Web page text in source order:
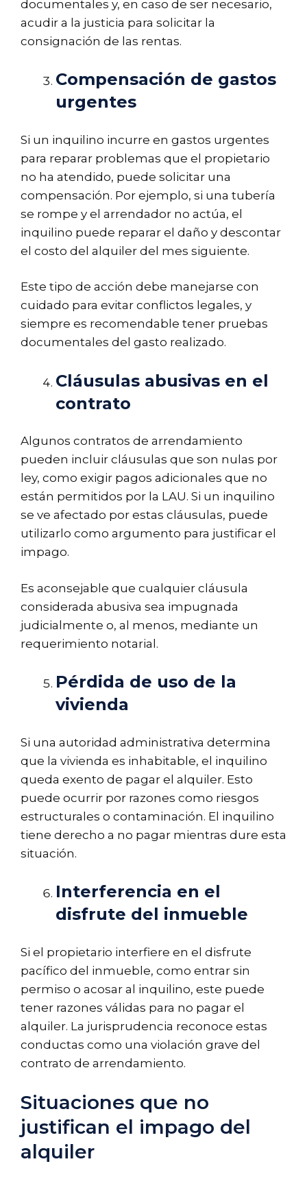
documentales y, en caso de ser necesario,
acudir a la justicia para solicitar la
consignación de las rentas.
Compensación de gastos
urgentes
Si un inquilino incurre en gastos urgentes
para reparar problemas que el propietario
no ha atendido, puede solicitar una
compensación. Por ejemplo, si una tubería
se rompe y el arrendador no actúa, el
inquilino puede reparar el daño y descontar
el costo del alquiler del mes siguiente.
Este tipo de acción debe manejarse con
cuidado para evitar conflictos legales, y
siempre es recomendable tener pruebas
documentales del gasto realizado.
Cláusulas abusivas en el
contrato
Algunos contratos de arrendamiento
pueden incluir cláusulas que son nulas por
ley, como exigir pagos adicionales que no
están permitidos por la LAU. Si un inquilino
se ve afectado por estas cláusulas, puede
utilizarlo como argumento para justificar el
impago.
Es aconsejable que cualquier cláusula
considerada abusiva sea impugnada
judicialmente o, al menos, mediante un
requerimiento notarial.
Pérdida de uso de la
vivienda
Si una autoridad administrativa determina
que la vivienda es inhabitable, el inquilino
queda exento de pagar el alquiler. Esto
puede ocurrir por razones como riesgos
estructurales o contaminación. El inquilino
tiene derecho a no pagar mientras dure esta
situación.
Interferencia en el
disfrute del inmueble
Si el propietario interfiere en el disfrute
pacífico del inmueble, como entrar sin
permiso o acosar al inquilino, este puede
tener razones válidas para no pagar el
alquiler. La jurisprudencia reconoce estas
conductas como una violación grave del
contrato de arrendamiento.
Situaciones que no
justifican el impago del
alquiler